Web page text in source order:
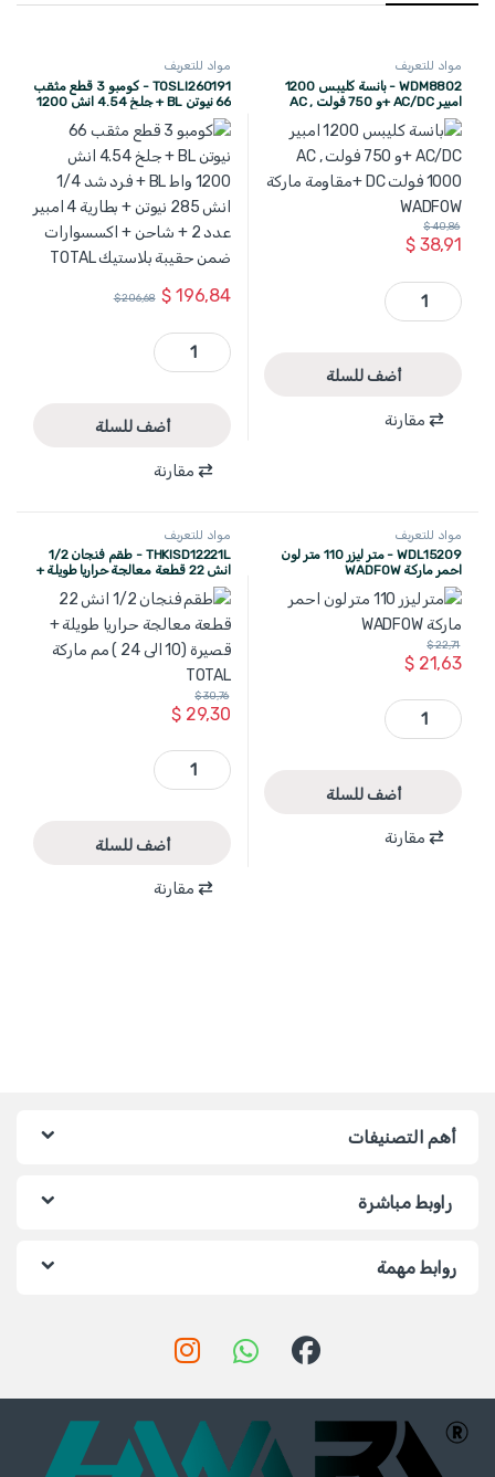
مواد للتعريف
WDM8802 - بانسة كليبس 1200
امبير AC/DC +و 750 فولت AC ,
WADFOW
$38,91
$40,86
WDM8802 - بانسة كليبس 1200 امبير AC/DC +و 750 فولت AC , 1000 فولت DC +مقاومة ماركة WADFOW quantity
أضف للسلة
مقارنة
مواد للتعريف
TOSLI260191 - كومبو 3 قطع مثقب
66 نيوتن BL + جلخ 4.54 انش 1200
نيوتن + بطارية 4 امبير عدد 2 + شاحن
+ اكسسوارات ضمن حقيبة بلاستيك
TOTAL
$196,84
$206,68
TOSLI260191 - كومبو 3 قطع مثقب 66 نيوتن BL + جلخ 4.54 انش 1200 واط BL + فرد شد 1/4 انش 285 نيوتن + بطارية 4 امبير عدد 2 + شاحن + اكسسوارات ضمن حقيبة بلاستيك TOTAL quantity
أضف للسلة
مقارنة
مواد للتعريف
WDL15209 - متر ليزر 110 متر لون
احمر ماركة WADFOW
$21,63
$22,71
WDL15209 - متر ليزر 110 متر لون احمر ماركة WADFOW quantity
أضف للسلة
مقارنة
مواد للتعريف
THKISD12221L - طقم فنجان 1/2
انش 22 قطعة معالجة حراريا طويلة +
قصيرة (10 الى 24 ) مم ماركة TOTAL
$29,30
$30,76
THKISD12221L - طقم فنجان 1/2 انش 22 قطعة معالجة حراريا طويلة + قصيرة (10 الى 24 ) مم ماركة TOTAL quantity
أضف للسلة
مقارنة
أهم التصنيفات
راوبط مباشرة
روابط مهمة